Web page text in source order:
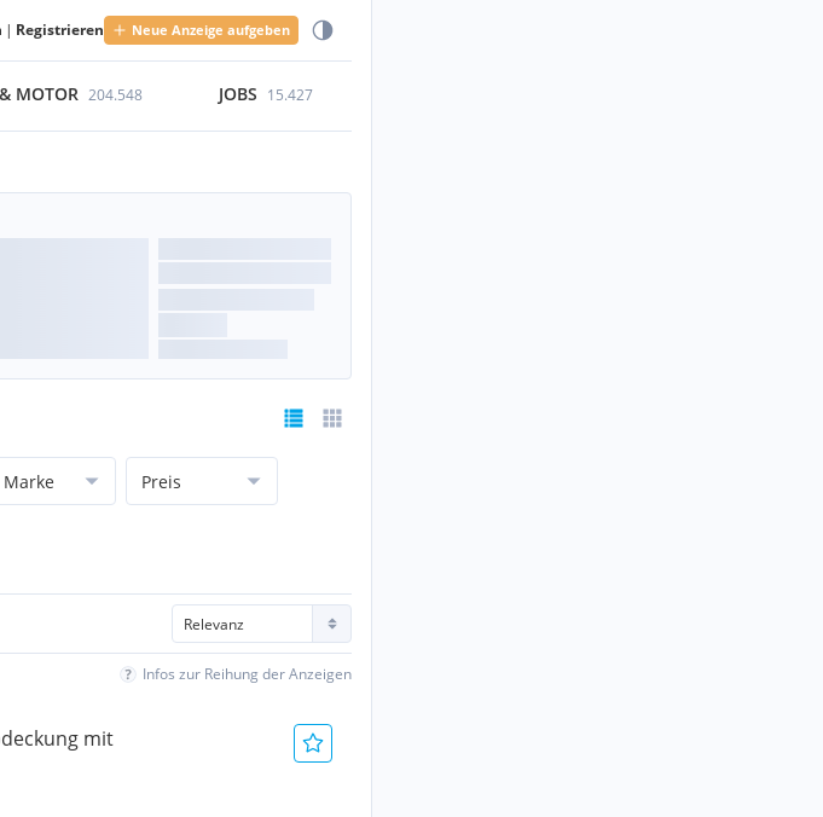
| Registrieren Neue Anzeige aufgeben
MOTOR 204.548 JOBS 15.427
Preis
Infos zur Reihung der Anzeigen
mit